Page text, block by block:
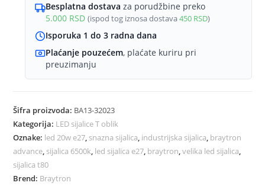
Braytron
Advance
količina
Besplatna dostava za porudžbine preko
5.000 RSD (ispod tog iznosa dostava450 RSD)
Isporuka 1 do 3 radna dana
Plaćanje pouzećem, plaćate kuriru pri
preuzimanju
Šifra proizvoda: BA13-32023
Kategorija: LED sijalice T oblik
Oznake: led 20w e27, snazna sijalica, industrijska sijalica, braytron
advance, sijalica 6500k, led sijalica e27, braytron,velika led sijalica,
sijalica t80
Brend: Braytron